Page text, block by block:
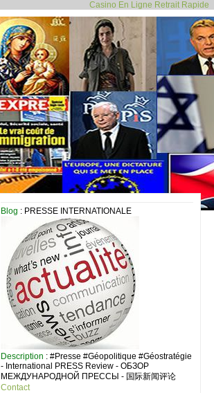
Casino En Ligne Retrait Rapide
Blog : PRESSE INTERNATIONALE
Description : #Presse #Géopolitique #Géostratégie
- International PRESS Review - ОБЗОР
МЕЖДУНАРОДНОЙ ПРЕССЫ - 国际新闻评论
Contact